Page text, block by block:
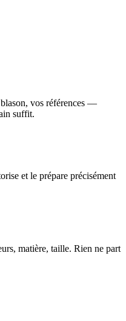
vos références —
suffit.
et le prépare précisément
matière, taille. Rien ne part